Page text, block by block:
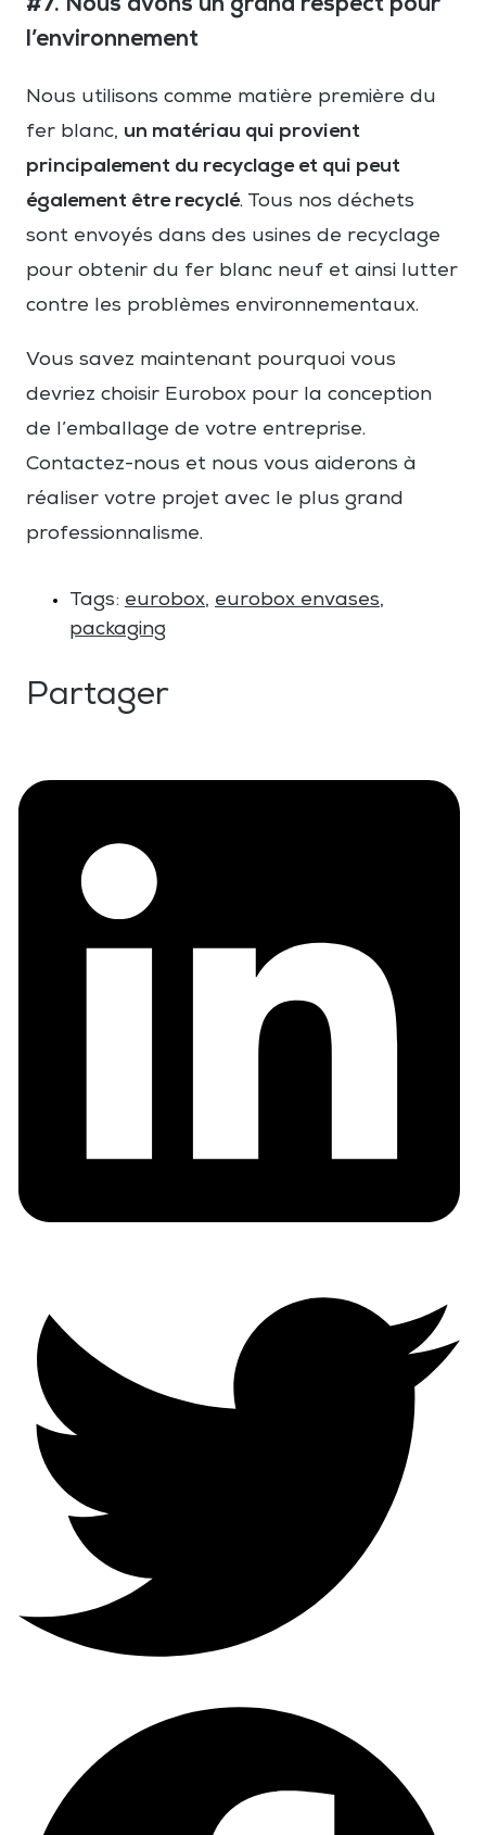
#7. Nous avons un grand respect pour
l’environnement
Nous utilisons comme matière première du
fer blanc, un matériau qui provient
principalement du recyclage et qui peut
également être recyclé. Tous nos déchets
sont envoyés dans des usines de recyclage
pour obtenir du fer blanc neuf et ainsi lutter
contre les problèmes environnementaux.
Vous savez maintenant pourquoi vous
devriez choisir Eurobox pour la conception
de l’emballage de votre entreprise.
Contactez-nous et nous vous aiderons à
réaliser votre projet avec le plus grand
professionnalisme.
Tags: eurobox, eurobox envases,
packaging
Partager